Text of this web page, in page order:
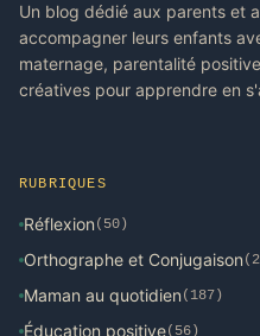
Un blog dédié aux parents et
accompagner leurs enfants
maternage, parentalité
créatives pour apprendre en
RUBRIQUES
Réflexion (50)
Orthographe et Conjugaison
Maman au quotidien (187)
Éducation positive(56)